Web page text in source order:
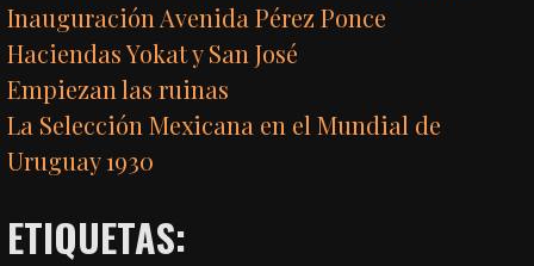
Inauguración Avenida Pérez Ponce
Haciendas Yokat y San José
Empiezan las ruinas
La Selección Mexicana en el Mundial de
Uruguay 1930
ETIQUETAS: